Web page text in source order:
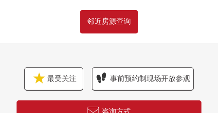
邻近房源查询
最受关注 事前预约制现场开放参观